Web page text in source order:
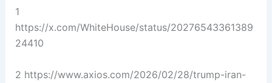
1
https://x.com/WhiteHouse/status/20276543361389
24410
2 https://www.axios.com/2026/02/28/trump-iran-